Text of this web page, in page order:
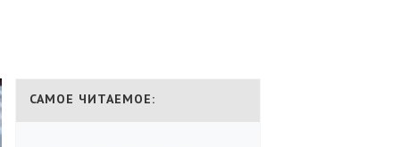
САМОЕ ЧИТАЕМОЕ: